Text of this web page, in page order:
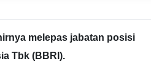
melepas jabatan posisi
Tbk (BBRI).